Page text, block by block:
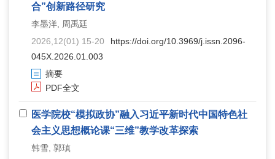
合”创新路径研究
李墨洋, 周禹廷
2026,12(01) 15-20
https://doi.org/10.3969/j.issn.2096-
045X.2026.01.003
摘要
PDF全文
医学院校“模拟政协”融入习近平新时代中国特色社
会主义思想概论课“三维”教学改革探索
韩雪, 郭瑱